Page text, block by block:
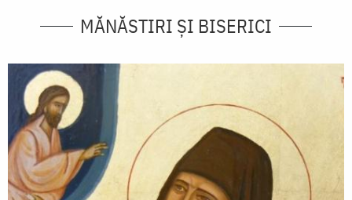
MĂNĂSTIRI ȘI BISERICI